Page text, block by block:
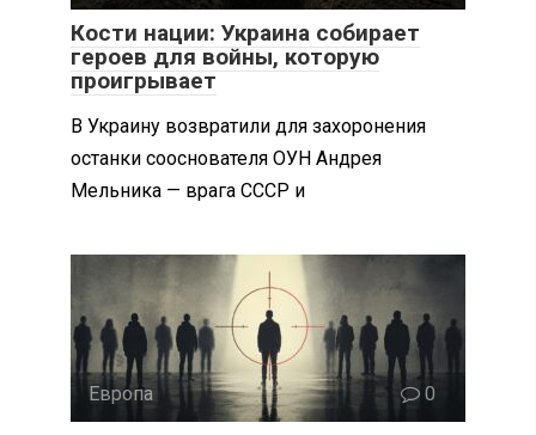
Кости нации: Украина собирает
героев для войны, которую
проигрывает
В Украину возвратили для захоронения
останки сооснователя ОУН Андрея
Мельника — врага СССР и
Европа 0